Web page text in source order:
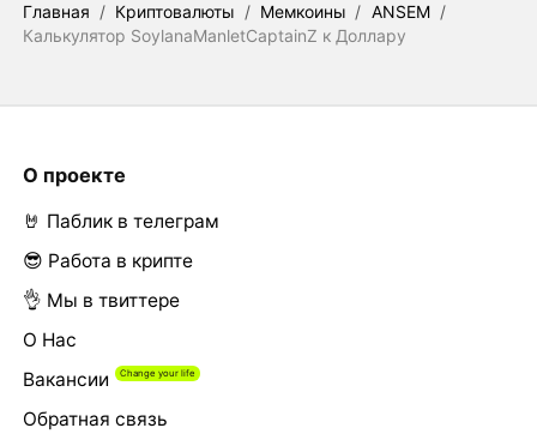
Главная / Криптовалюты / Мемкоины / ANSEM /
Калькулятор SoylanaManletCaptainZ к Доллару
О проекте
🤘 Паблик в телеграм
😎 Работа в крипте
👌 Мы в твиттере
О Нас
Вакансии
Обратная связь